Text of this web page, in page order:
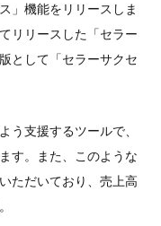
」機能をリリースしま
リリースした「セラー
として「セラーサクセ
う支援するツールで、
す。また、このような
ただいており、売上高